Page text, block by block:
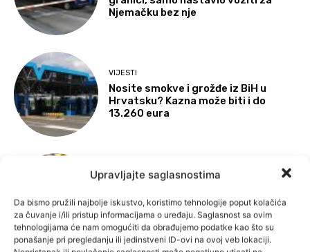
Upravljajte saglasnostima
Da bismo pružili najbolje iskustvo, koristimo tehnologije poput kolačića
za čuvanje i/ili pristup informacijama o uređaju. Saglasnost sa ovim
tehnologijama će nam omogućiti da obrađujemo podatke kao što su
ponašanje pri pregledanju ili jedinstveni ID-ovi na ovoj veb lokaciji.
Njemačku bez nje
VIJESTI
Nosite smokve i grožđe iz BiH u
Hrvatsku? Kazna može biti i do
13.260 eura
VIJESTI
poskupljenje hrane